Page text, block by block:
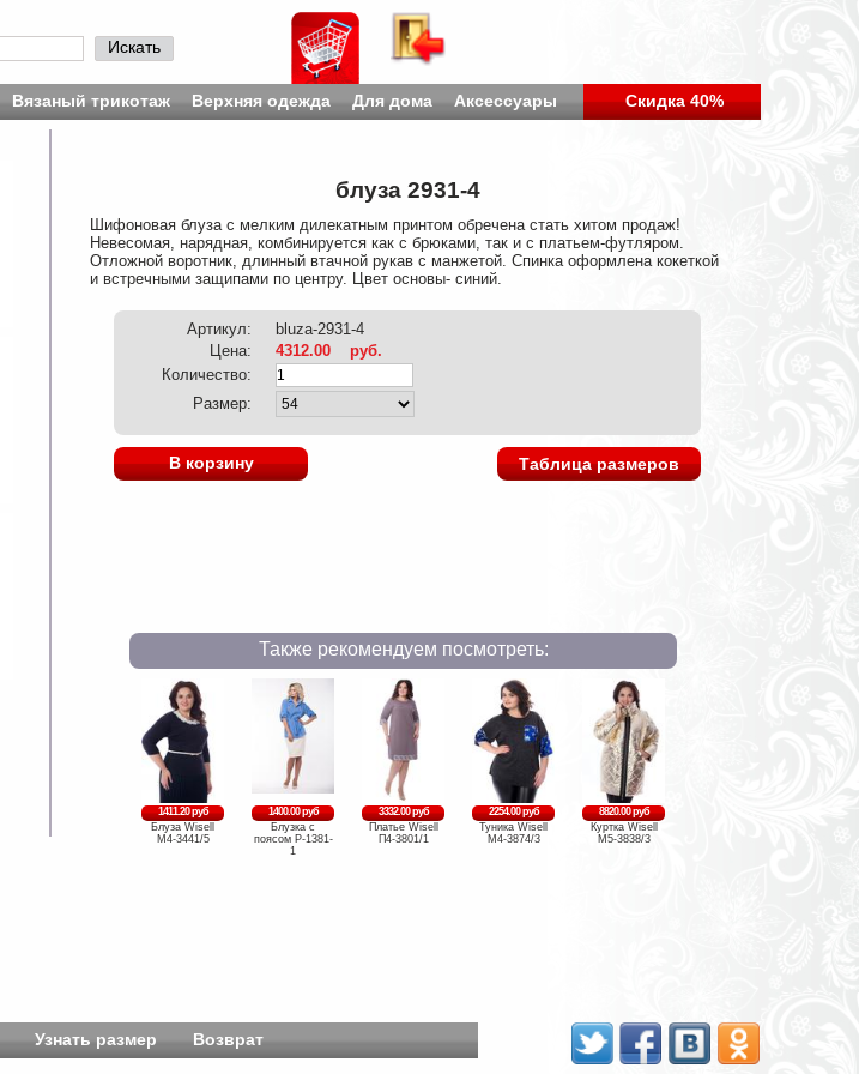
Искать
Вязаный трикотаж Верхняя одежда Для дома Аксессуары Скидка 40%
блуза 2931-4
Шифоновая блуза с мелким дилекатным принтом обречена стать хитом продаж!
Невесомая, нарядная, комбинируется как с брюками, так и с платьем-футляром.
Отложной воротник, длинный втачной рукав с манжетой. Спинка оформлена кокеткой
и встречными защипами по центру. Цвет основы- синий.
Артикул:
bluza-2931-4
Цена:
4312.00
руб.
Количество:
Размер:
В корзину Таблица размеров
Также рекомендуем посмотреть:
1411.20 руб
Блуза Wisell
М4-3441/5
1400.00 руб
Блузка с
поясом Р-1381-
1
3332.00 руб
Платье Wisell
П4-3801/1
2254.00 руб
Туника Wisell
М4-3874/3
8820.00 руб
Куртка Wisell
М5-3838/3
Узнать размер Возврат